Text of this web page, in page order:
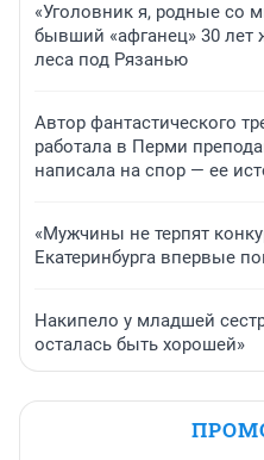
«Уголовник я, родные со
бывший «афганец» 30 лет
леса под Рязанью
Автор фантастического
работала в Перми
написала на спор — ее
«Мужчины не терпят
Екатеринбурга впервые
Накипело у младшей
осталась быть хорошей»